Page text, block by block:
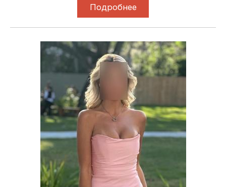
Подробнее